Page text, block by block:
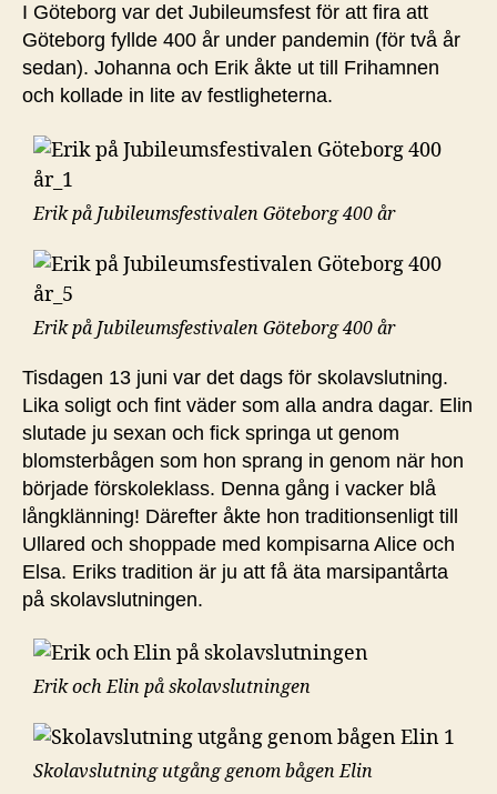
I Göteborg var det Jubileumsfest för att fira att
Göteborg fyllde 400 år under pandemin (för två år
sedan). Johanna och Erik åkte ut till Frihamnen
och kollade in lite av festligheterna.
Erik på Jubileumsfestivalen Göteborg 400 år
Erik på Jubileumsfestivalen Göteborg 400 år
Tisdagen 13 juni var det dags för skolavslutning.
Lika soligt och fint väder som alla andra dagar. Elin
slutade ju sexan och fick springa ut genom
blomsterbågen som hon sprang in genom när hon
började förskoleklass. Denna gång i vacker blå
långklänning! Därefter åkte hon traditionsenligt till
Ullared och shoppade med kompisarna Alice och
Elsa. Eriks tradition är ju att få äta marsipantårta
på skolavslutningen.
Erik och Elin på skolavslutningen
Skolavslutning utgång genom bågen Elin